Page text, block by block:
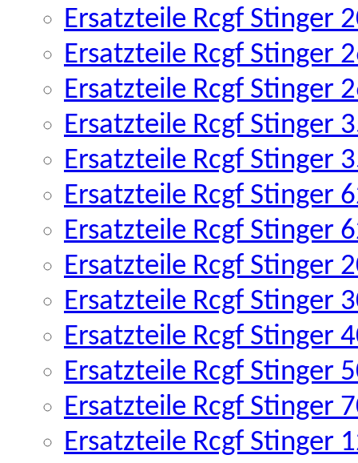
Ersatzteile Rcgf Stinger
Ersatzteile Rcgf Stinger
Ersatzteile Rcgf Stinger
Ersatzteile Rcgf Stinger
Ersatzteile Rcgf Stinger
Ersatzteile Rcgf Stinger
Ersatzteile Rcgf Stinger
Ersatzteile Rcgf Stinger
Ersatzteile Rcgf Stinger
Ersatzteile Rcgf Stinger
Ersatzteile Rcgf Stinger
Ersatzteile Rcgf Stinger
Ersatzteile Rcgf Stinger